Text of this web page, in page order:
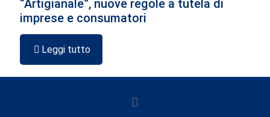
“Artigianale”, nuove regole a tutela di
imprese e consumatori
Leggi tutto